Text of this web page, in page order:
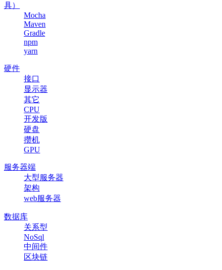
具）
Mocha
Maven
Gradle
npm
yarn
硬件
接口
显示器
其它
CPU
开发版
硬盘
攒机
GPU
服务器端
大型服务器
架构
web服务器
数据库
关系型
NoSql
中间件
区块链